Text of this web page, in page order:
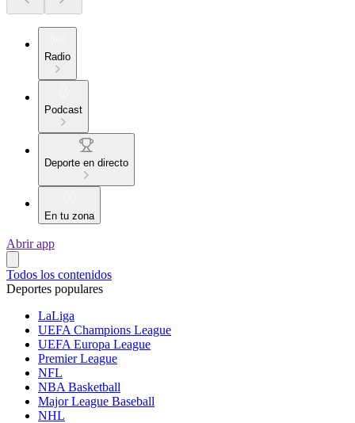
Radio
Podcast
Deporte en directo
En tu zona
Abrir app
Todos los contenidos
Deportes populares
LaLiga
UEFA Champions League
UEFA Europa League
Premier League
NFL
NBA Basketball
Major League Baseball
NHL